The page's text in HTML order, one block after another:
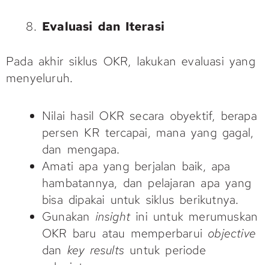
Evaluasi dan Iterasi
Pada akhir siklus OKR, lakukan evaluasi yang
menyeluruh.
Nilai hasil OKR secara obyektif, berapa
persen KR tercapai, mana yang gagal,
dan mengapa.
Amati apa yang berjalan baik, apa
hambatannya, dan pelajaran apa yang
bisa dipakai untuk siklus berikutnya.
Gunakan insightini untuk merumuskan
OKR baru atau memperbarui objective
dan key results untuk periode